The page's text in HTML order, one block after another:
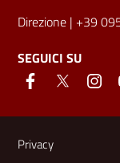
Direzione | +39
SEGUICI SU
Link e
Privacy